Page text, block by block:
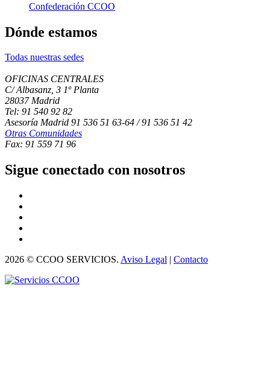
Confederación CCOO
Dónde estamos
Todas nuestras sedes
OFICINAS CENTRALES
C/ Albasanz, 3 1º Planta
28037 Madrid
Tel: 91 540 92 82
Asesoría Madrid 91 536 51 63-64 / 91 536 51 42
Otras Comunidades
Fax: 91 559 71 96
Sigue conectado con nosotros
2026 © CCOO SERVICIOS. Aviso Legal | Contacto